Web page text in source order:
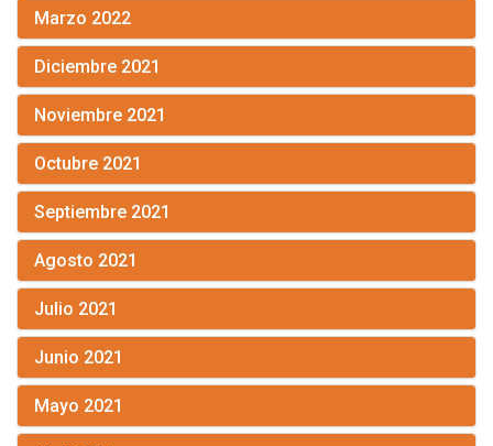
Marzo 2022
Diciembre 2021
Noviembre 2021
Octubre 2021
Septiembre 2021
Agosto 2021
Julio 2021
Junio 2021
Mayo 2021